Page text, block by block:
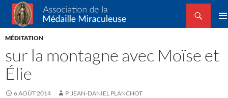
Association de la Médaille Miraculeuse
Recherche
ALLER
AU
MÉDITATION
sur la montagne avec Moïse et
Élie
6 AOÛT 2014 P. JEAN-DANIEL PLANCHOT